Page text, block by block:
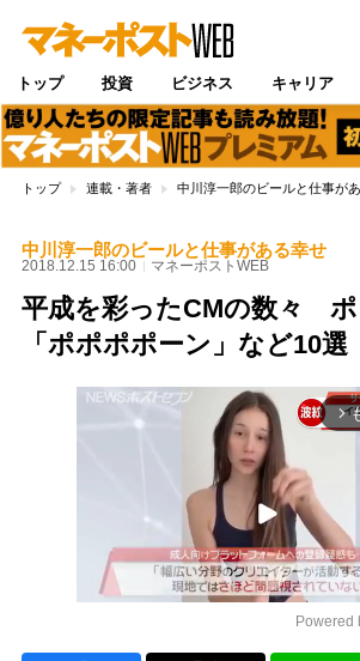
トップ 投資 ビジネス キャリア
トップ 連載・著者 中川淳一郎のビールと仕事が
中川淳一郎のビールと仕事がある幸せ
2018.12.15 16:00 マネーポストWEB
平成を彩ったCMの数々
「ポポポポーン」など10選
arrow_forward_ios
Powered